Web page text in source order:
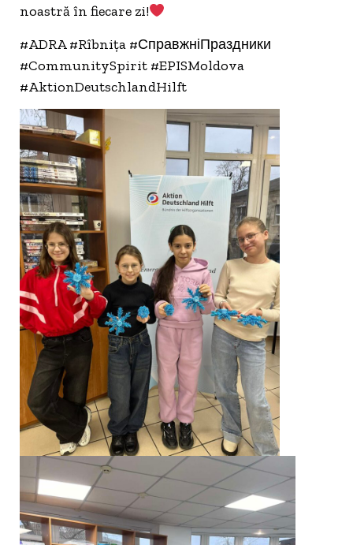
noastră în fiecare zi!
#ADRA #Rîbnița #СправжніПраздники
#CommunitySpirit #EPISMoldova
#AktionDeutschlandHilft